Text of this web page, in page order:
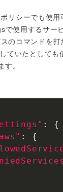
リシーでも使用
使用するサー
のコマンドを
ていたとしても
す。
:
{
:
{